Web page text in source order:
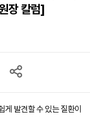
장 칼럼]
발견할 수 있는 질환이